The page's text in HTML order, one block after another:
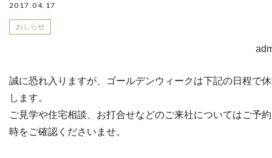
2017.04.17
おしらせ
誠に恐れ入りますが、ゴールデンウィークは下記の日程で
します。
ご見学や住宅相談、お打合せなどのご来社についてはご予
時をご確認くださいませ。